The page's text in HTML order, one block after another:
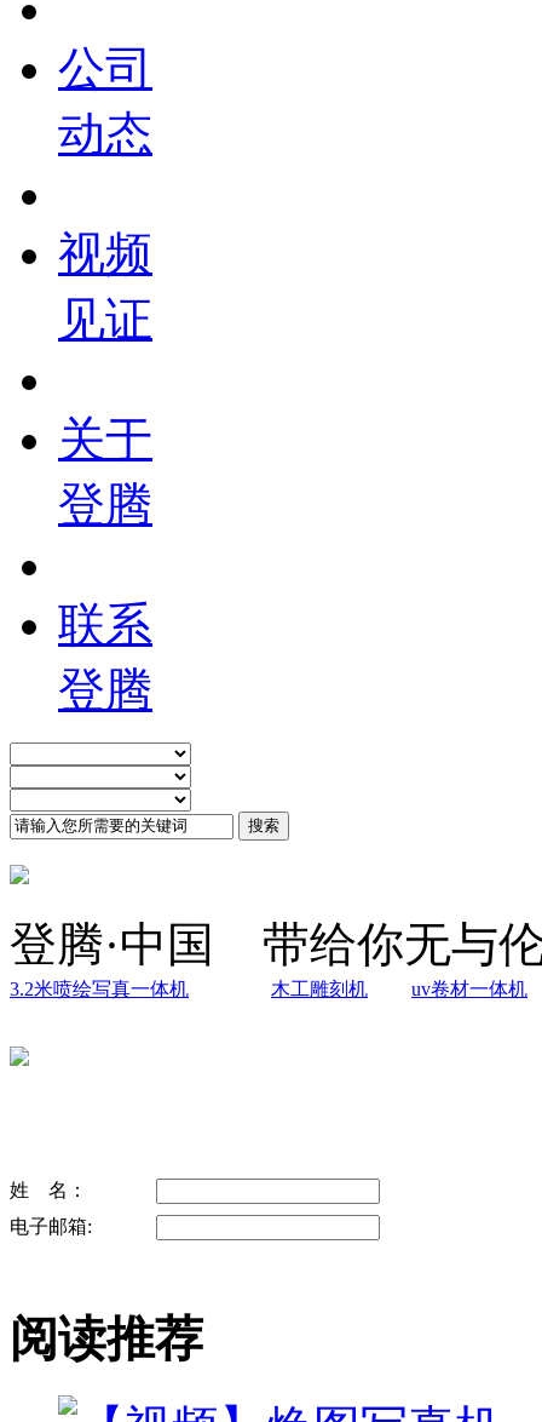
公司
动态
视频
见证
关于
登腾
联系
登腾
登腾·中国 带给你无与
3.2米喷绘写真一体机 木工雕刻机 uv卷材一体机
姓 名：
电子邮箱:
阅读推荐